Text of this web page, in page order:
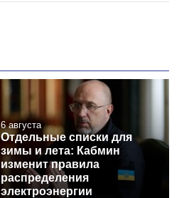
6 августа
Отдельные списки для
зимы и лета: Кабмин
изменит правила
распределения
электроэнергии